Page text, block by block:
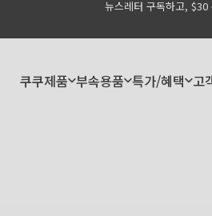
뉴스레터 구독하고, $30
Pause
쿠쿠제품 부속용품 특가/혜택 고